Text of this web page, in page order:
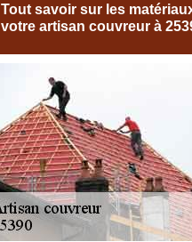
Tout savoir sur les
votre artisan couvreur à